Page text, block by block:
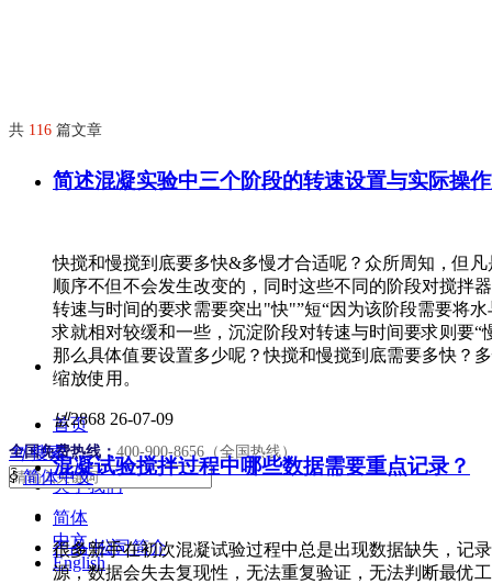
首页
关于我们
公司简介
产品中心
全国免费热线： 400-900-8656（全国热线）
끠 搜索
ꀅ 简体中文
简体
中文
English
共 116 篇文章
简述混凝实验中三个阶段的转速设置与实际操
快搅和慢搅到底要多快&多慢才合适呢？众所周知，但
顺序不但不会发生改变的，同时这些不同的阶段对搅拌
转速与时间的要求需要突出"快"”短“因为该阶段需要将
求就相对较缓和一些，沉淀阶段对转速与时间要求则要“
那么具体值要设置多少呢？快搅和慢搅到底需要多快？
缩放使用。
넶2868 26-07-09
混凝试验搅拌过程中哪些数据需要重点记录？
很多新手在初次混凝试验过程中总是出现数据缺失，记
源，数据会失去复现性，无法重复验证，无法判断最优